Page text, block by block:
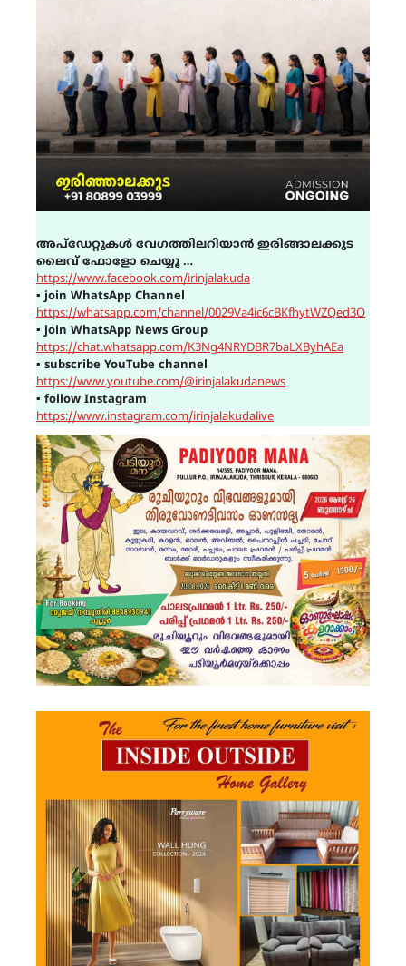
അപ്ഡേറ്റുകൾ വേഗത്തിലറിയാൻ ഇരിങ്ങാലക്കുട
ലൈവ് ഫോളോ ചെയ്യൂ …
https://www.facebook.com/irinjalakuda
▪join WhatsApp Channel
https://whatsapp.com/channel/0029Va4ic6cBKfhytWZQed3O
▪join WhatsApp News Group
https://chat.whatsapp.com/K3Ng4NRYDBR7baLXByhAEa
▪ subscribe YouTube channel
https://www.youtube.com/@irinjalakudanews
▪ follow Instagram
https://www.instagram.com/irinjalakudalive